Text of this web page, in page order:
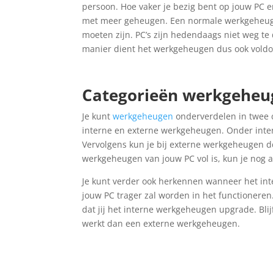
persoon. Hoe vaker je bezig bent op jouw
met meer geheugen. Een normale
moeten zijn. PC’s zijn hedendaags niet weg
manier dient het werkgeheugen dus ook
Categorieën
Je kuntwerkgeheugen onderverdelen in twee
interne en externe werkgeheugen. Onder
Vervolgens kun je bij externe werkgeheugen
werkgeheugen van jouw PC vol is, kun je
Je kunt verder ook herkennen wanneer het
jouw PC trager zal worden in het
dat jij het interne werkgeheugen upgrade.
werkt dan een externe werkgeheugen.